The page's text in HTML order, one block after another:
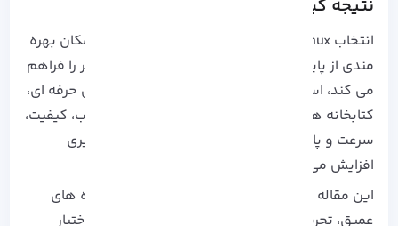
نتیجه گیری
انتخاب AlmaLinux به عنوان بستر توسعه ++C، امکان بهره
مندی از پایداری، امنیت و به روز رسانی های مستمر را فراهم
می کند، استفاده از تکنیک های نو آورانه، ابزارهای حرفه ای،
کتابخانه های تخصصی و محیط های توسعه مناسب، کیفیت،
سرعت و پایداری پروژه های شما را به طور چشمگیری
افزایش می دهد .
این مقاله تلاش کرده علاوه بر آموزش پایه، دیدگاه های
عمیق، تجربیات عملی و راهکارهای پیشرفته را در اختیار